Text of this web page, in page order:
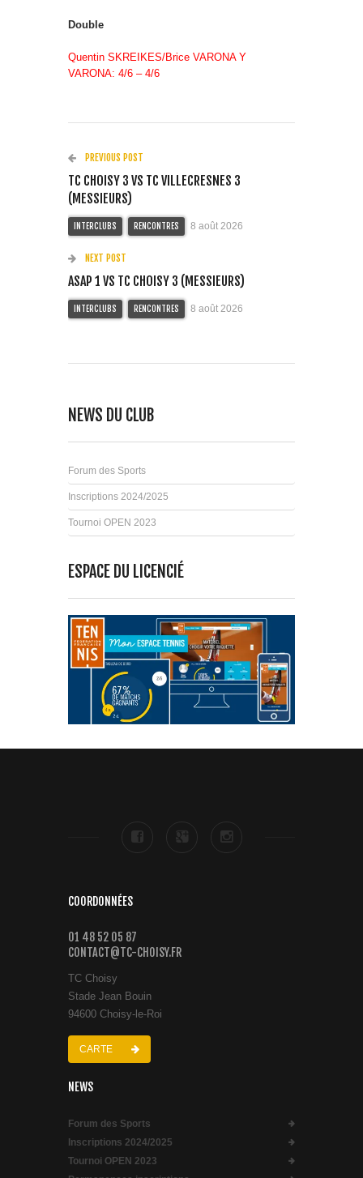
Double
Quentin SKREIKES/Brice VARONA Y
VARONA: 4/6 – 4/6
PREVIOUS POST
TC CHOISY 3 VS TC VILLECRESNES 3
(MESSIEURS)
INTERCLUBS RENCONTRES 8 août 2026
NEXT POST
ASAP 1 VS TC CHOISY 3 (MESSIEURS)
INTERCLUBS RENCONTRES 8 août 2026
NEWS DU CLUB
Forum des Sports
Inscriptions 2024/2025
Tournoi OPEN 2023
ESPACE DU LICENCIÉ
COORDONNÉES
01 48 52 05 87
CONTACT@TC-CHOISY.FR
TC Choisy
Stade Jean Bouin
94600 Choisy-le-Roi
CARTE
NEWS
Forum des Sports
Inscriptions 2024/2025
Tournoi OPEN 2023